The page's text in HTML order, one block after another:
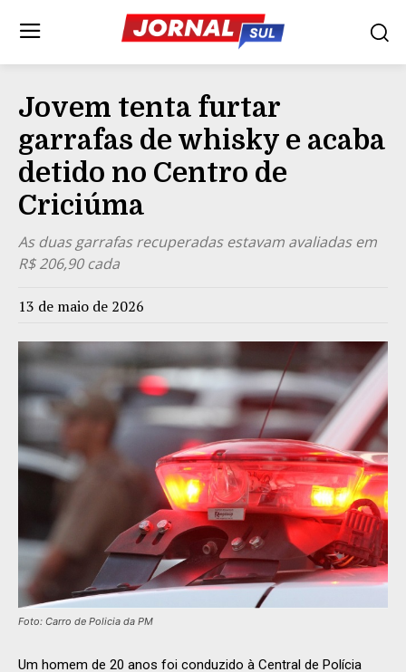
Jovem tenta furtar
garrafas de whisky e acaba
detido no Centro de
Criciúma
As duas garrafas recuperadas estavam avaliadas em
R$ 206,90 cada
13 de maio de 2026
Foto: Carro de Policia da PM
Um homem de 20 anos foi conduzido à Central de Polícia